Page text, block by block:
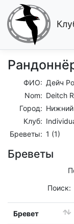
ФИО: Дейч
Nom: Deitch
Город:
Клуб:
Бреветы: 1 (1)
Бреветы
Поиск:
Бревет